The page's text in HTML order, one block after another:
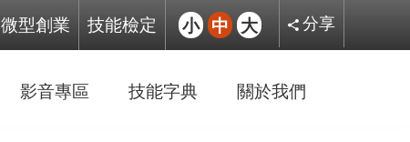
微型創業 技能檢定 小 中 大 分享
影音專區 技能字典 關於我們